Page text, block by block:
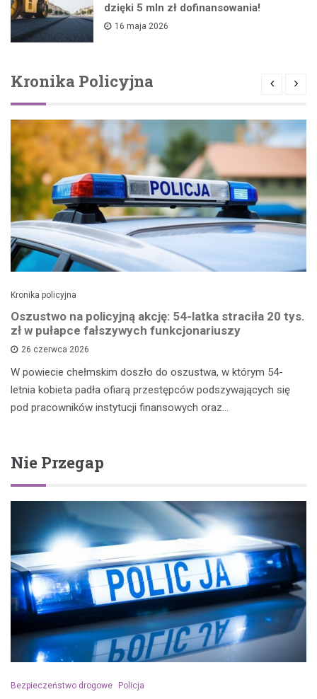
dzięki 5 mln zł dofinansowania!
16 maja 2026
Kronika Policyjna
Kronika policyjna
Oszustwo na policyjną akcję: 54-latka straciła 20 tys.
zł w pułapce fałszywych funkcjonariuszy
26 czerwca 2026
W powiecie chełmskim doszło do oszustwa, w którym 54-
letnia kobieta padła ofiarą przestępców podszywających się
pod pracowników instytucji finansowych oraz…
Nie Przegap
Bezpieczeństwo drogowe Policja